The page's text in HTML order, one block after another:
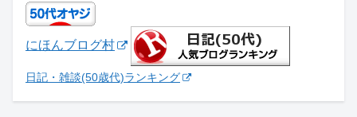
にほんブログ村
日記・雑談(50歳代)ランキング